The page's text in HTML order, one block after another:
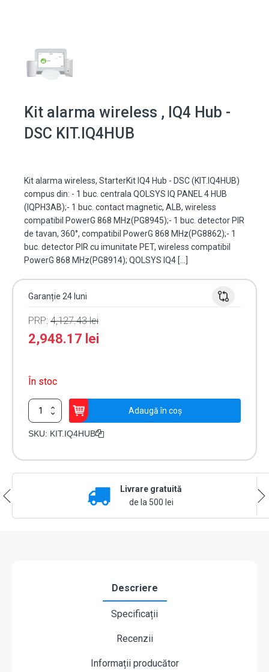
Kit alarma wireless , IQ4 Hub -
DSC KIT.IQ4HUB
Kit alarma wireless, StarterKit IQ4 Hub - DSC (KIT.IQ4HUB)
compus din: - 1 buc. centrala QOLSYS IQ PANEL 4 HUB
(IQPH3AB);- 1 buc. contact magnetic, ALB, wireless
compatibil PowerG 868 MHz(PG8945);- 1 buc. detector PIR
de tavan, 360°, compatibil PowerG 868 MHz(PG8862);- 1
buc. detector PIR cu imunitate PET, wireless compatibil
PowerG 868 MHz(PG8914); QOLSYS IQ4 […]
Garanție 24 luni
PRP: 4,127.43lei
2,948.17 lei
În stoc
Cantitate
Kit
alarma
Adaugă în coș
SKU: KIT.IQ4HUB
Livrare gratuită
de la 500 lei
Descriere
Specificații
Recenzii
Informații producător